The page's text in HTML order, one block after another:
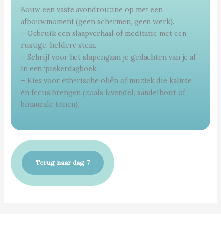
Bouw een vaste avondroutine op met een
afbouwmoment (geen schermen, geen werk).
– Gebruik een slaapverhaal of meditatie met een
rustige, heldere stem.
– Schrijf voor het slapengaan je gedachten van je af
in een ‘piekerdagboek’.
– Kies voor etherische oliën of muziek die kalmte
én focus brengen (zoals lavendel, sandelhout of
binaurale tonen).
Terug naar dag 7